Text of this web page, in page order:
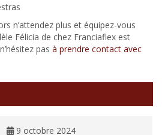
n’attendez plus et équipez-vous
Félicia de chez Franciaflex est
pas à prendre contact avec
9 octobre 2024